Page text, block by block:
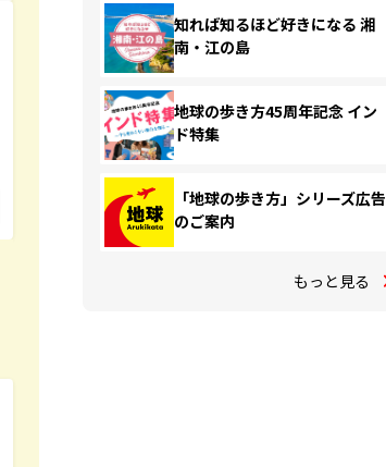
知れば知るほど好きになる 湘
南・江の島
地球の歩き方45周年記念 イン
ド特集
「地球の歩き方」シリーズ広告
のご案内
もっと見る